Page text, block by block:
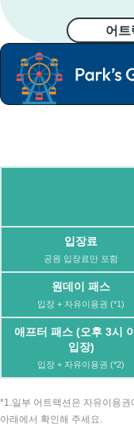
어트
입장료
공원 입장료만 포함
원데이 패스
입장 + 자유이용권 (*1)
애프터 패스 (오후 3시
입장)
입장 + 자유이용권 (*2)
*1.일부 어트랙션은 자유이용
아래에서 확인해 주세요.